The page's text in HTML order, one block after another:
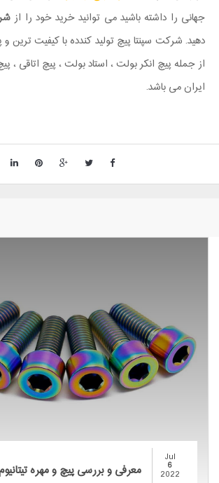
جهانی را داشته باشید می توانید خرید خود را از
دهید. شرکت سپنتا پیچ تولید کندده با کیفیت ترین و
ایران می باشد.
Jul
6
2022 معرفی و بررسی پیچ و مهره